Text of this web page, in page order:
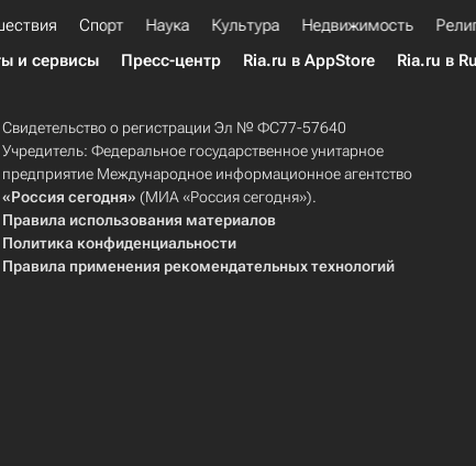
Спорт Наука Культура Недвижимость
и сервисы Пресс-центр Ria.ru в AppStore Ria.ru в
Свидетельство о регистрации Эл № ФС77-57640
Учредитель: Федеральное государственное унитарное
предприятие Международное информационное агентство
«Россия сегодня» (МИА «Россия сегодня»).
Правила использования материалов
Политика конфиденциальности
Правила применения рекомендательных технологий